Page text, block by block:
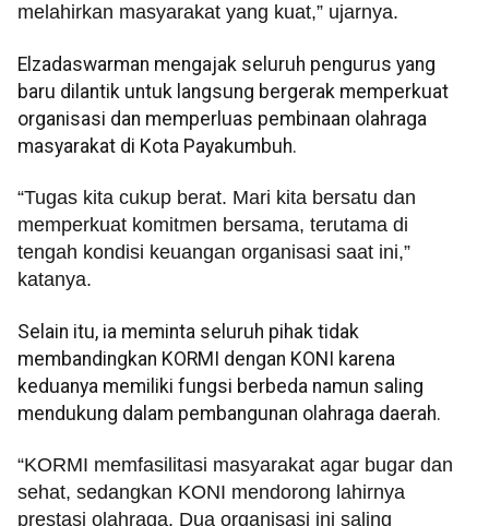
melahirkan masyarakat yang kuat,” ujarnya.
Elzadaswarman mengajak seluruh pengurus yang
baru dilantik untuk langsung bergerak memperkuat
organisasi dan memperluas pembinaan olahraga
masyarakat di Kota Payakumbuh.
“Tugas kita cukup berat. Mari kita bersatu dan
memperkuat komitmen bersama, terutama di
tengah kondisi keuangan organisasi saat ini,”
katanya.
Selain itu, ia meminta seluruh pihak tidak
membandingkan KORMI dengan KONI karena
keduanya memiliki fungsi berbeda namun saling
mendukung dalam pembangunan olahraga daerah.
“KORMI memfasilitasi masyarakat agar bugar dan
sehat, sedangkan KONI mendorong lahirnya
prestasi olahraga. Dua organisasi ini saling